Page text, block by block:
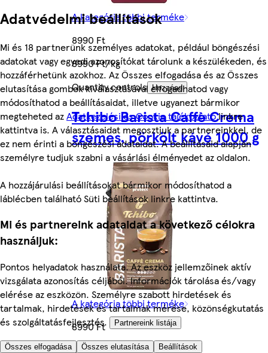
Adatvédelmi beállítások
Mi és 18 partnerünk személyes adatokat, például böngészési
adatokat vagy egyedi azonosítókat tárolunk a készülékeden, és
hozzáférhetünk azokhoz. Az Összes elfogadása és az Összes
elutasítása gombok kiválasztásával elfogadhatod vagy
módosíthatod a beállításaidat, illetve ugyanezt bármikor
megteheted azAdatkezelési és Cookie tájékoztatólinkre
kattintva is. A választásaidat megosztjuk a partnereinkkel, de
ez nem érinti a böngészési adataidat. A beállításaid alapján
személyre tudjuk szabni a vásárlási élményedet az oldalon.
A hozzájárulási beállításokat bármikor módosíthatod a
láblécben található Süti beállítások linkre kattintva.
Mi és partnereink adataidat a következő célokra
használjuk:
Pontos helyadatok használata. Az eszköz jellemzőinek aktív
vizsgálata azonosítás céljából. Információk tárolása és/vagy
elérése az eszközön. Személyre szabott hirdetések és
tartalmak, hirdetések és tartalmak mérése, közönségkutatás
és szolgáltatásfejlesztés.
Partnereink listája
Összes elfogadása Összes elutasítása Beállítások
A kategória többi terméke
8990 Ft
8990 Ft/kg
Quantity controls Hozzáad
Tchibo Barista Caffè Crema
szemes, pörkölt kávé 1000 g
A kategória többi terméke
8990 Ft
8990 Ft/kg